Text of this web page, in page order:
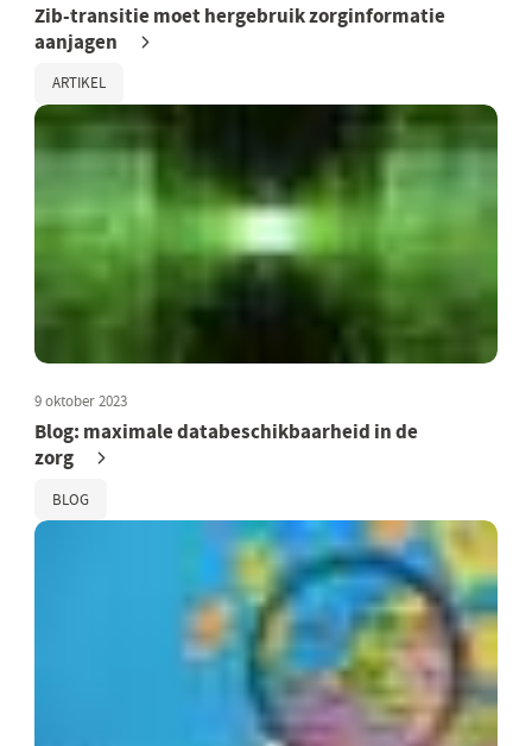
Zib-transitie moet hergebruik zorginformatie
aanjagen
ARTIKEL
9 oktober 2023
Blog: maximale databeschikbaarheid in de
zorg
BLOG